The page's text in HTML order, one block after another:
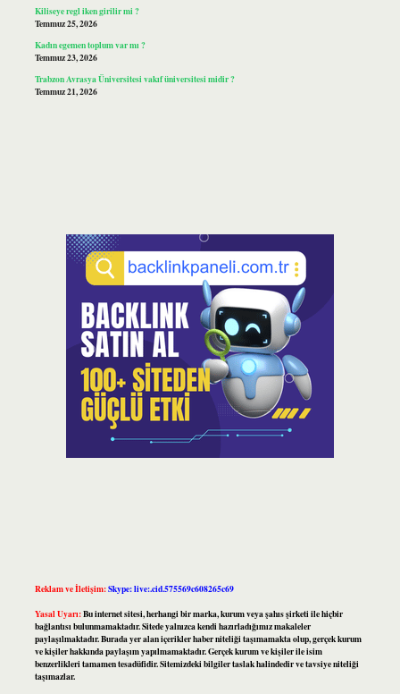
Kiliseye regl iken girilir mi ?
Temmuz 25, 2026
Kadın egemen toplum var mı ?
Temmuz 23, 2026
Trabzon Avrasya Üniversitesi vakıf üniversitesi midir ?
Temmuz 21, 2026
Reklam ve İletişim:Skype: live:.cid.575569c608265c69
Yasal Uyarı:Bu internet sitesi, herhangi bir marka, kurum veya şahıs şirketi ile hiçbir
bağlantısı bulunmamaktadır. Sitede yalnızca kendi hazırladığımız makaleler
paylaşılmaktadır. Burada yer alan içerikler haber niteliği taşımamakta olup, gerçek kurum
ve kişiler hakkında paylaşım yapılmamaktadır. Gerçek kurum ve kişiler ile isim
benzerlikleri tamamen tesadüfidir. Sitemizdeki bilgiler taslak halindedir ve tavsiye niteliği
taşımazlar.